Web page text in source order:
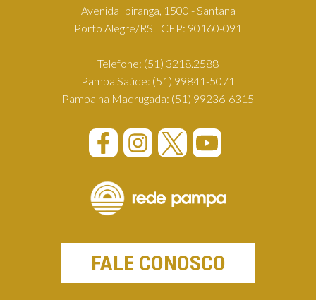
Avenida Ipiranga, 1500 - Santana
Porto Alegre/RS | CEP: 90160-091
Telefone: (51) 3218.2588
Pampa Saúde: (51) 99841-5071
Pampa na Madrugada: (51) 99236-6315
FALE CONOSCO